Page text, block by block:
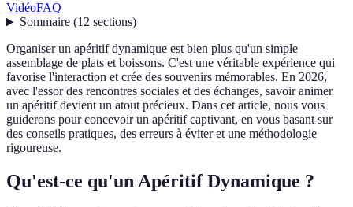
VidéoFAQ
Sommaire(12 sections)
Organiser un apéritif dynamique est bien plus qu'un simple
assemblage de plats et boissons. C'est une véritable expérience qui
favorise l'interaction et crée des souvenirs mémorables. En 2026,
avec l'essor des rencontres sociales et des échanges, savoir animer
un apéritif devient un atout précieux. Dans cet article, nous vous
guiderons pour concevoir un apéritif captivant, en vous basant sur
des conseils pratiques, des erreurs à éviter et une méthodologie
rigoureuse.
Qu'est-ce qu'un Apéritif Dynamique ?